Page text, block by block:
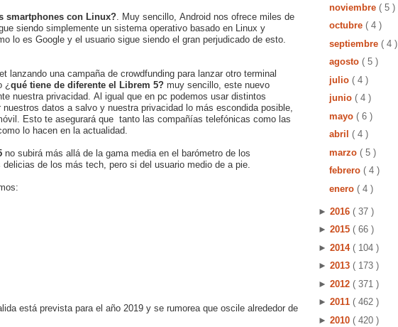
smartphones con Linux? . Muy sencillo, Android nos ofrece miles de
siendo simplemente un sistema operativo basado en Linux y
lo es Google y el usuario sigue siendo el gran perjudicado de esto.
lanzando una campaña de crowdfunding para lanzar otro terminal
¿ qué tiene de diferente el Librem 5? muy sencillo, este nuevo
nuestra privacidad. Al igual que en pc podemos usar distintos
datos a salvo y nuestra privacidad lo más escondida posible,
Esto te asegurará que tanto las compañías telefónicas como las
lo hacen en la actualidad.
no subirá más allá de la gama media en el barómetro de los
de los más tech, pero si del usuario medio de a pie.
está prevista para el año 2019 y se rumorea que oscile alrededor de
noviembre ( 5 )
octubre ( 4 )
septiembre ( 4 )
agosto ( 5 )
julio ( 4 )
junio ( 4 )
mayo ( 6 )
abril ( 4 )
marzo ( 5 )
febrero ( 4 )
enero ( 4 )
► 2016 ( 37 )
► 2015 ( 66 )
► 2014 ( 104 )
► 2013 ( 173 )
► 2012 ( 371 )
► 2011 ( 462 )
► 2010 ( 420 )